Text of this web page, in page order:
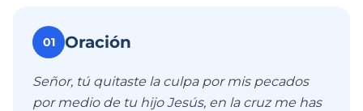
01 Oración
Señor, tú quitaste la culpa por mis pecados
por medio de tu hijo Jesús, en la cruz me has